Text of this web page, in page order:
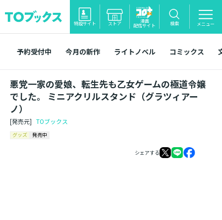
特設サイト ストア 漫画
配信サイト 検索 メニュー
予約受付中 今月の新作 ライトノベル コミックス
悪党一家の愛娘、転生先も乙女ゲームの極道令嬢
でした。 ミニアクリルスタンド（グラツィアー
ノ）
[発売元] TOブックス
グッズ 発売中
シェアする